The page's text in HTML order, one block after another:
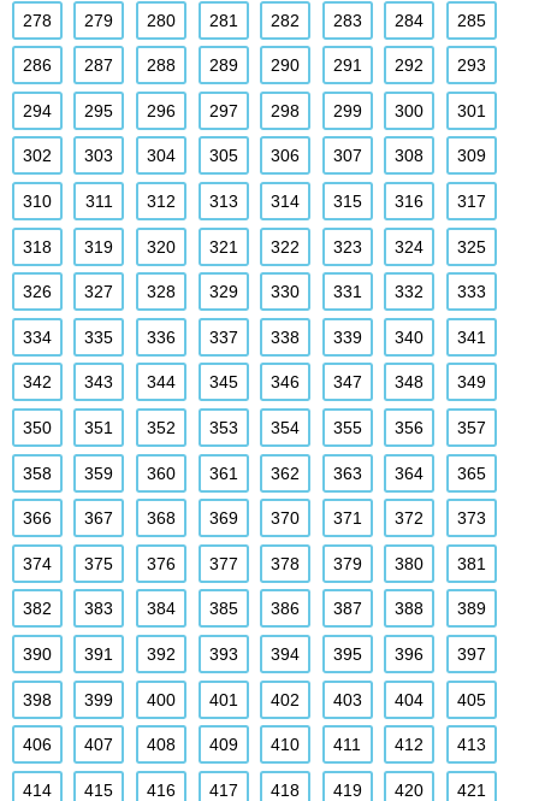
278 279 280 281 282 283 284 285
286 287 288 289 290 291 292 293
294 295 296 297 298 299 300 301
302 303 304 305 306 307 308 309
310 311 312 313 314 315 316 317
318 319 320 321 322 323 324 325
326 327 328 329 330 331 332 333
334 335 336 337 338 339 340 341
342 343 344 345 346 347 348 349
350 351 352 353 354 355 356 357
358 359 360 361 362 363 364 365
366 367 368 369 370 371 372 373
374 375 376 377 378 379 380 381
382 383 384 385 386 387 388 389
390 391 392 393 394 395 396 397
398 399 400 401 402 403 404 405
406 407 408 409 410 411 412 413
414 415 416 417 418 419 420 421